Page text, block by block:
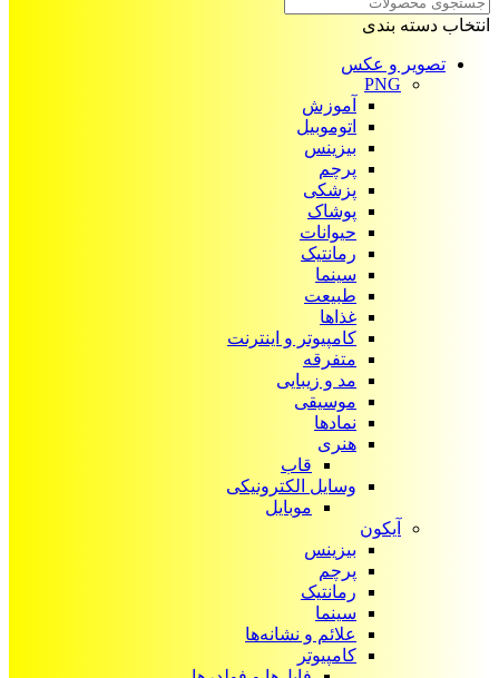
انتخاب دسته بندی
تصویر و عکس
PNG
آموزش
اتوموبیل
بیزینس
پرچم
پزشکی
پوشاک
حیوانات
رمانتیک
سینما
طبیعت
غذاها
کامپیوتر و اینترنت
متفرقه
مد و زیبایی
موسیقی
نمادها
هنری
قاب
وسایل الکترونیکی
موبایل
آیکون‌
بیزینس
پرچم
رمانتیک
سینما
علائم و نشانه‌ها
کامپیوتر